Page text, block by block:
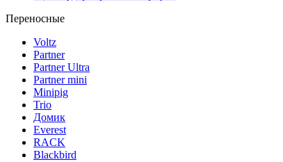
Переносные
Voltz
Partner
Partner Ultra
Partner mini
Minipig
Trio
Домик
Everest
RACK
Blackbird